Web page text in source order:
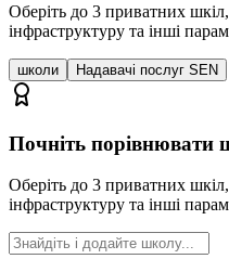
Оберіть до 3 приватних
інфраструктуру та інші
школи Надавачі послуг SEN
Почніть порівнювати
Оберіть до 3 приватних
інфраструктуру та інші